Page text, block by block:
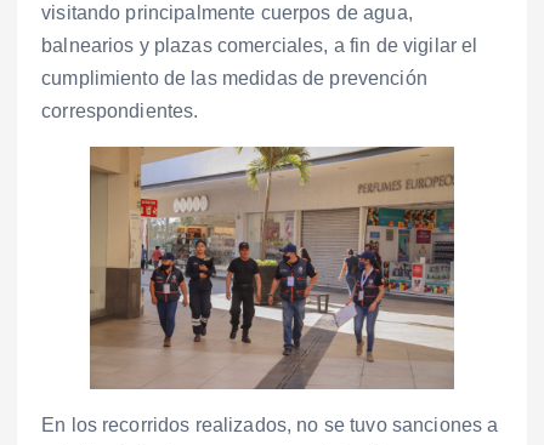
visitando principalmente cuerpos de agua,
balnearios y plazas comerciales, a fin de vigilar el
cumplimiento de las medidas de prevención
correspondientes.
En los recorridos realizados, no se tuvo sanciones a